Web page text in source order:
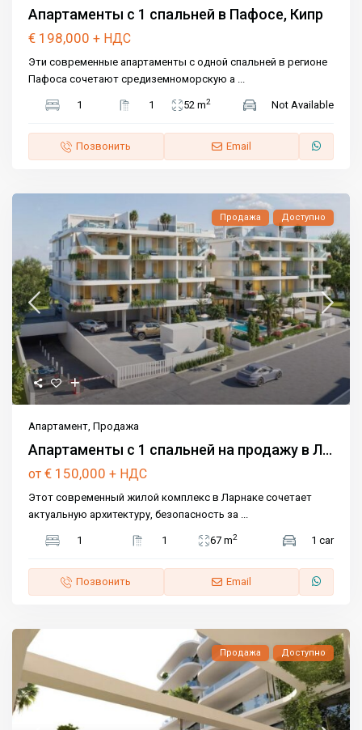
Апартаменты с 1 спальней в Пафосе, Кипр
€ 198,000+ НДС
Эти современные апартаменты с одной спальней в регионе
Пафоса сочетают средиземноморскую а ...
1 1 52 m2 Not Available
Позвонить Email
Продажа Доступно
Апартамент,Продажа
Апартаменты с 1 спальней на продажу в Л...
от € 150,000+ НДС
Этот современный жилой комплекс в Ларнаке сочетает
актуальную архитектуру, безопасность за ...
1 1 67 m2 1 car
Позвонить Email
Продажа Доступно